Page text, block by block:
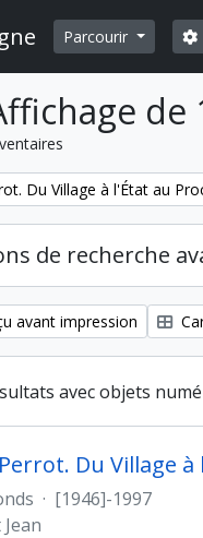
Parcourir
de
Du Village à l'État au
de recherche
avant impression
avec objets
Du Village
· [1946]-1997